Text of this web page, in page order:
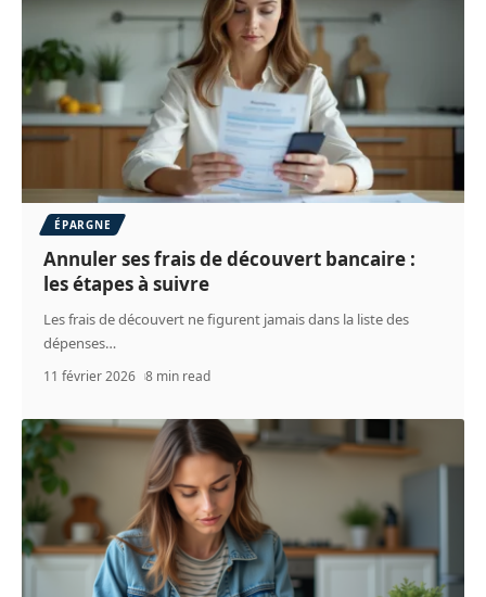
ÉPARGNE
Annuler ses frais de découvert bancaire :
les étapes à suivre
Les frais de découvert ne figurent jamais dans la liste des
dépenses…
11 février 2026 8 min read